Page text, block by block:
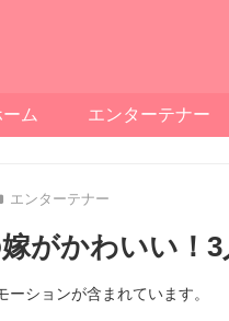
ーム エンターテナー
エンターテナー
がかわいい！
ーションが含まれています。